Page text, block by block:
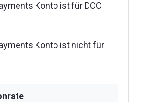
Konto ist für DCC
Konto ist nicht für